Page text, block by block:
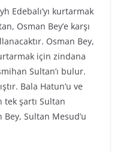
Edebalı’yı kurtarmak
Osman Bey’e karşı
Osman Bey,
için zindana
Sultan’ı bulur.
Bala Hatun’u ve
tek şartı Sultan
Sultan Mesud’u